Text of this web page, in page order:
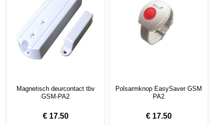
Magnetisch deurcontact tbv
GSM-PA2
€ 17.50
Polsarmknop EasySaver GSM
PA2
€ 17.50